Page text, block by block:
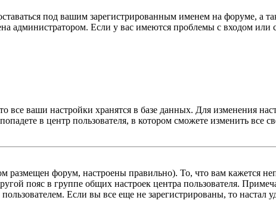
под вашим зарегистрированным именем на форуме, а
администратором. Если у вас имеются проблемы с входом
все ваши настройки хранятся в базе данных. Для изменения
в центр пользователя, в котором сможете изменить все
размещен форум, настроены правильно). То, что вам кажется
пояс в группе общих настроек центра пользователя.
Если вы все еще не зарегистрированы, то настал